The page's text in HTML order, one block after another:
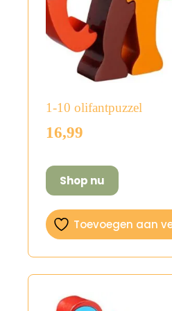
1-10 olifantpuzzel
16,99
Shop nu
Toevoegen aan